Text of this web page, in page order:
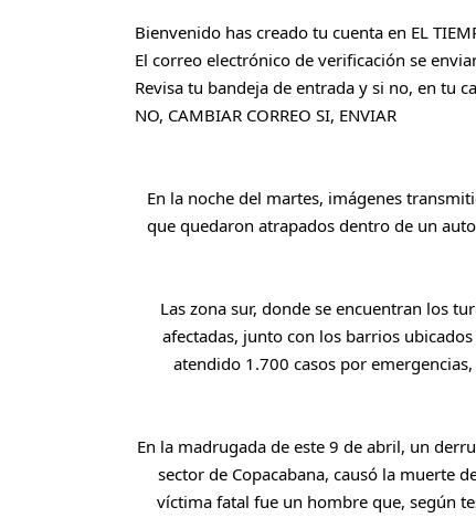
Bienvenido has creado tu cuenta en EL
El correo electrónico de verificación se
Revisa tu bandeja de entrada y si no, en tu
NO, CAMBIAR CORREO SI, ENVIAR
En la noche del martes, imágenes
que quedaron atrapados dentro de un
Las zona sur, donde se encuentran los
afectadas, junto con los barrios
atendido 1.700 casos por
En la madrugada de este 9 de abril, un
sector de Copacabana, causó la muerte
víctima fatal fue un hombre que, según